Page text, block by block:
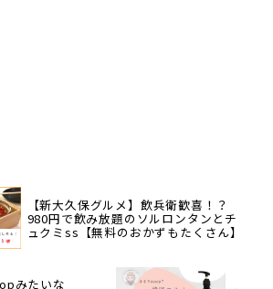
【新大久保グルメ】飲兵衛歓喜！？
980円で飲み放題のソルロンタンとチ
ュクミss【無料のおかずもたくさん】
みたいな